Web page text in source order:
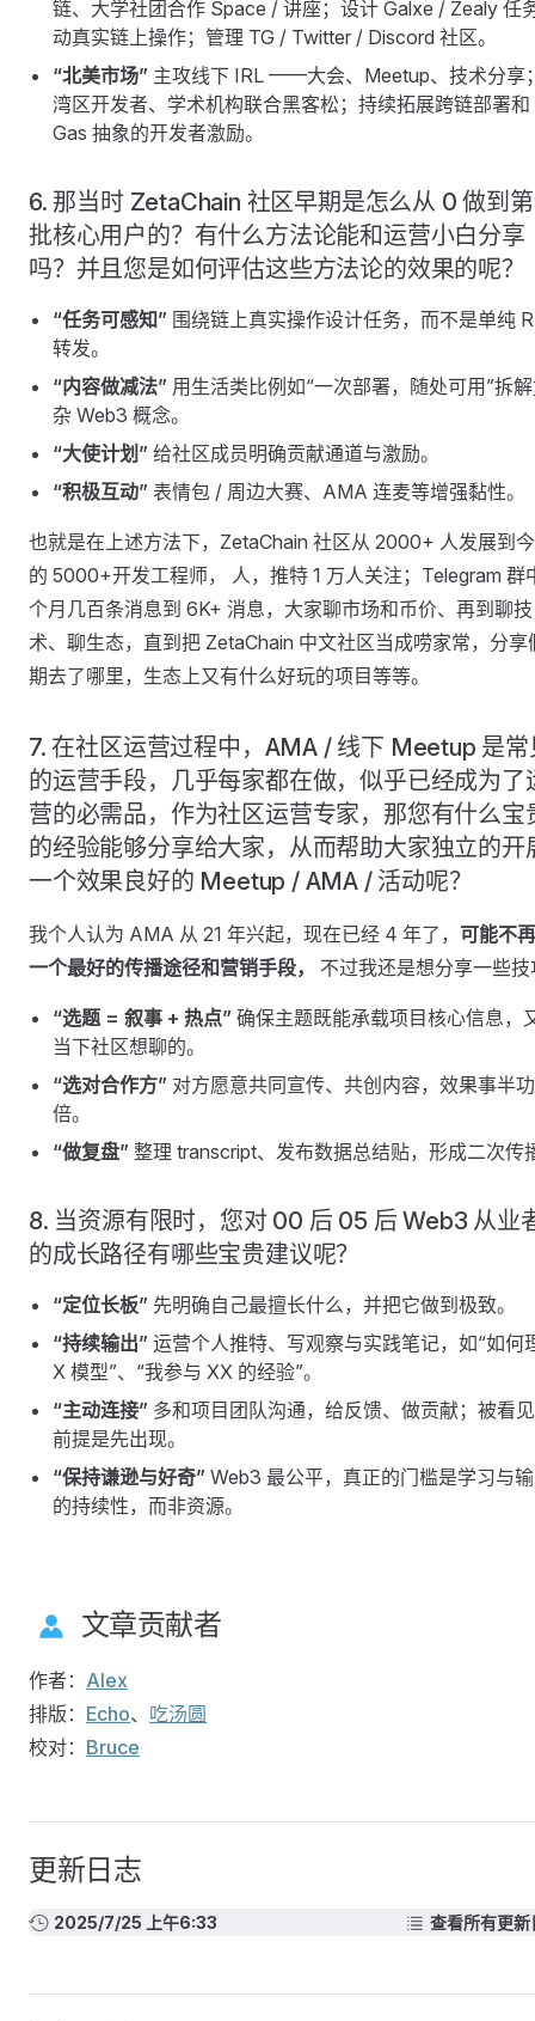
链、大学社团合作 Space / 讲座；设计 Galxe / Zealy 任
动真实链上操作；管理 TG / Twitter / Discord 社区。
“北美市场” 主攻线下 IRL ——大会、Meetup、技术分享
湾区开发者、学术机构联合黑客松；持续拓展跨链部署和
Gas 抽象的开发者激励。
6. 那当时 ZetaChain 社区早期是怎么从 0 做到
批核心用户的？有什么方法论能和运营小白分享
吗？并且您是如何评估这些方法论的效果的呢？
“任务可感知” 围绕链上真实操作设计任务，而不是单纯
转发。
“内容做减法” 用生活类比例如“一次部署，随处可用”拆
杂 Web3 概念。
“大使计划” 给社区成员明确贡献通道与激励。
“积极互动” 表情包 / 周边大赛、AMA 连麦等增强黏性。
也就是在上述方法下，ZetaChain 社区从 2000+ 人发展到
的 5000+开发工程师， 人，推特 1 万人关注；Telegram 群
个月几百条消息到 6K+ 消息，大家聊市场和币价、再到聊技
术、聊生态，直到把 ZetaChain 中文社区当成唠家常，分享
期去了哪里，生态上又有什么好玩的项目等等。
7. 在社区运营过程中，AMA / 线下 Meetup 是常
的运营手段，几乎每家都在做，似乎已经成为了
营的必需品，作为社区运营专家，那您有什么宝
的经验能够分享给大家，从而帮助大家独立的开
一个效果良好的 Meetup / AMA / 活动呢？
我个人认为 AMA 从 21 年兴起，现在已经 4 年了， 可能不
一个最好的传播途径和营销手段，
不过我还是想分享一些技
“选题 = 叙事 + 热点” 确保主题既能承载项目核心信息，
当下社区想聊的。
“选对合作方” 对方愿意共同宣传、共创内容，效果事半功
倍。
“做复盘” 整理 transcript、发布数据总结贴，形成二次传
8. 当资源有限时，您对 00 后 05 后 Web3 从业
的成长路径有哪些宝贵建议呢？
“定位长板” 先明确自己最擅长什么，并把它做到极致。
“持续输出” 运营个人推特、写观察与实践笔记，如“如何
X 模型”、“我参与 XX 的经验”。
“主动连接” 多和项目团队沟通，给反馈、做贡献；被看
前提是先出现。
“保持谦逊与好奇” Web3 最公平，真正的门槛是学习与
的持续性，而非资源。
文章贡献者
作者： Alex
排版： Echo、 吃汤圆
校对： Bruce
更新日志
2025/7/25 上午6:33 查看所有更新